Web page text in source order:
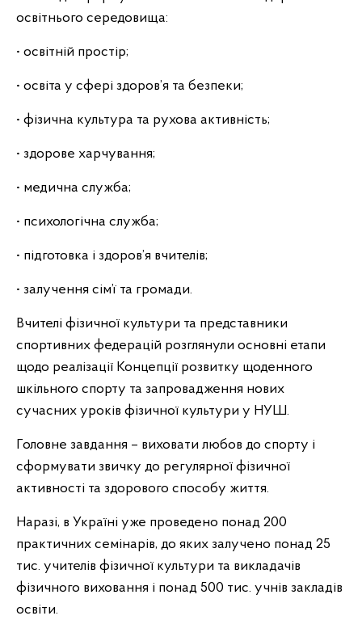
освітнього середовища:
• освітній простір;
• освіта у сфері здоров’я та безпеки;
• фізична культура та рухова активність;
• здорове харчування;
• медична служба;
• психологічна служба;
• підготовка і здоров’я вчителів;
• залучення сім’ї та громади.
Вчителі фізичної культури та представники
спортивних федерацій розглянули основні етапи
щодо реалізації Концепції розвитку щоденного
шкільного спорту та запровадження нових
сучасних уроків фізичної культури у НУШ.
Головне завдання – виховати любов до спорту і
сформувати звичку до регулярної фізичної
активності та здорового способу життя.
Наразі, в Україні уже проведено понад 200
практичних семінарів, до яких залучено понад 25
тис. учителів фізичної культури та викладачів
фізичного виховання і понад 500 тис. учнів закладів
освіти.